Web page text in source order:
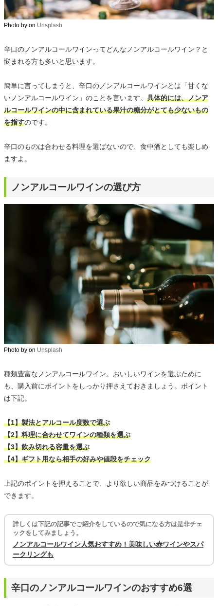
Photo by on Unsplash
辛口のノンアルコールワインってどんなノンアルコールワイン？と
悩まれる方も多いと思います。
簡単に言ってしまうと、辛口のノンアルコールワインとは「甘くな
いノンアルコールワイン」のことを言います。 具体的には、ノンア
ルコールワインの中に含まれている果汁の糖分がとても少ないもの
を指すのです。
辛口のものは合わせる料理を選ばないので、食中酒としても楽しめ
ますよ。
ノンアルコールワインの選び方
Photo by on Unsplash
種類豊富なノンアルコールワイン。おいしいワインを選ぶために
も、購入前にポイントをしっかり押さえておきましょう。ポイント
は下記。
【1】製法とアルコール度数で選ぶ
【2】料理に合わせてワインの種類を選ぶ
【3】飲み切れる容量を選ぶ
【4】ギフト用なら相手の好みや値段をチェック
上記のポイントを押えることで、より欲しい商品をみつけることが
できます。
詳しくは下記の記事でご紹介をしているので気になる方は是非チェ
ックをしてみましょう。
ノンアルコールワイン人気おすすめ！美味しい赤ワインやスパ
ークリングも
辛口のノンアルコールワインのおすすめ6選